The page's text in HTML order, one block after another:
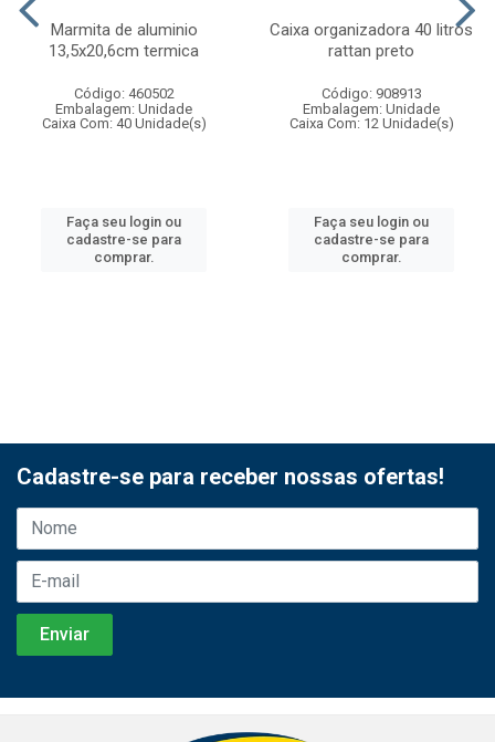
Marmita de aluminio
13,5x20,6cm termica
Código: 460502
Embalagem: Unidade
Caixa Com: 40 Unidade(s)
Faça seu login ou
cadastre-se para
comprar.
Caixa organizadora 40 litros
rattan preto
Código: 908913
Embalagem: Unidade
Caixa Com: 12 Unidade(s)
Faça seu login ou
cadastre-se para
comprar.
Cadastre-se para receber nossas ofertas!